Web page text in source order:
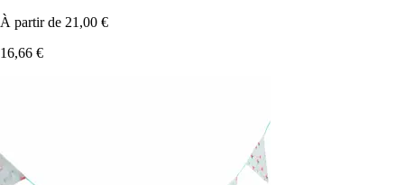
À partir de 21,00 €
16,66 €